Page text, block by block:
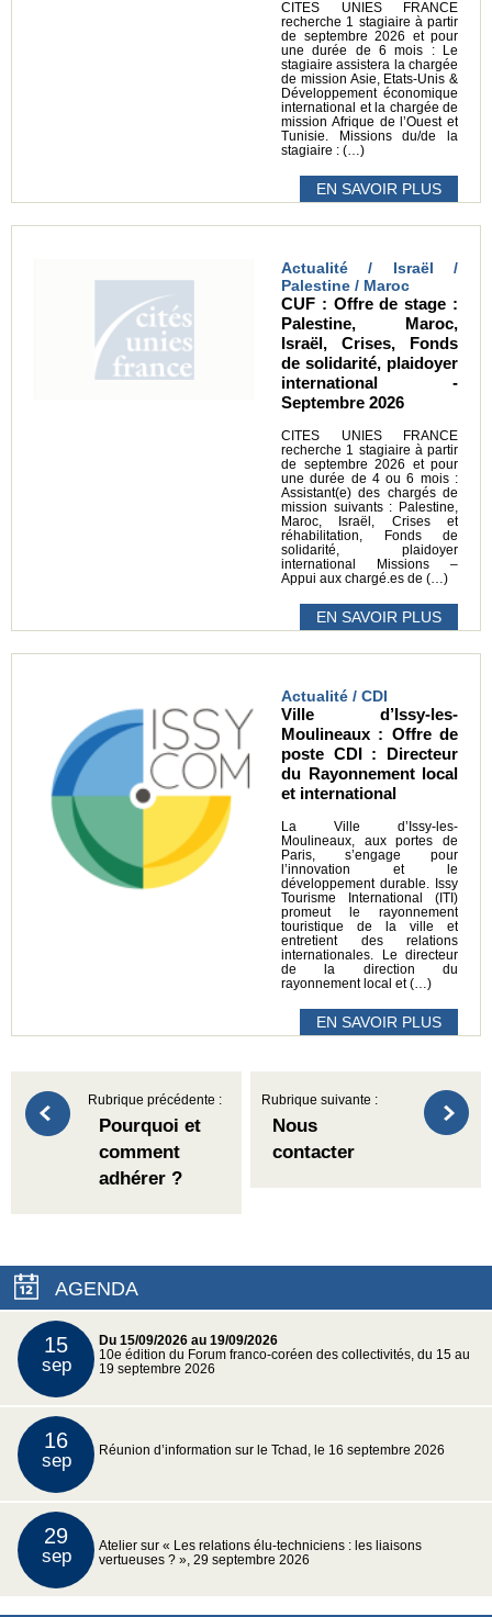
CITES UNIES FRANCE
recherche 1 stagiaire à partir
de septembre 2026 et pour
une durée de 6 mois : Le
stagiaire assistera la chargée
de mission Asie, Etats-Unis &
Développement économique
international et la chargée de
mission Afrique de l’Ouest et
Tunisie. Missions du/de la
stagiaire : (…)
EN SAVOIR PLUS
Actualité / Israël /
Palestine / Maroc
CUF : Offre de stage :
Palestine, Maroc,
Israël, Crises, Fonds
de solidarité, plaidoyer
international -
Septembre 2026
CITES UNIES FRANCE
recherche 1 stagiaire à partir
de septembre 2026 et pour
une durée de 4 ou 6 mois :
Assistant(e) des chargés de
mission suivants : Palestine,
Maroc, Israël, Crises et
réhabilitation, Fonds de
solidarité, plaidoyer
international Missions –
Appui aux chargé.es de (…)
EN SAVOIR PLUS
Actualité / CDI
Ville d’Issy-les-
Moulineaux : Offre de
poste CDI : Directeur
du Rayonnement local
et international
La Ville d’Issy-les-
Moulineaux, aux portes de
Paris, s’engage pour
l’innovation et le
développement durable. Issy
Tourisme International (ITI)
promeut le rayonnement
touristique de la ville et
entretient des relations
internationales. Le directeur
de la direction du
rayonnement local et (…)
EN SAVOIR PLUS
Rubrique précédente :
Pourquoi et
comment
adhérer ?
Rubrique suivante :
Nous
contacter
AGENDA
15
sep
Du 15/09/2026 au 19/09/2026
10e édition du Forum franco-coréen des collectivités, du 15 au
19 septembre 2026
16
sep Réunion d’information sur le Tchad, le 16 septembre 2026
29
sep
Atelier sur « Les relations élu-techniciens : les liaisons
vertueuses ? », 29 septembre 2026